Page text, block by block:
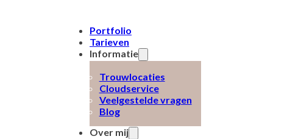
Portfolio
Tarieven
Informatie
Trouwlocaties
Cloudservice
Veelgestelde vragen
Blog
Over mij